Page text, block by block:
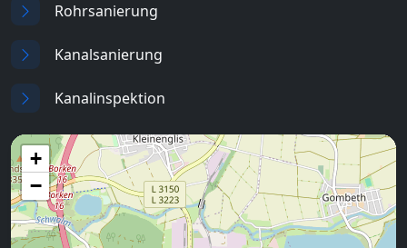
Rohrsanierung
Kanalsanierung
Kanalinspektion
+
−